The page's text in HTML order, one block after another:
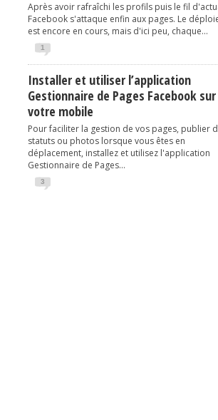
Après avoir rafraîchi les profils puis le fil
Facebook s'attaque enfin aux pages. Le
est encore en cours, mais d'ici peu, chaque...
1
Installer et utiliser l’application
Gestionnaire de Pages Facebook sur
votre mobile
Pour faciliter la gestion de vos pages, publier
statuts ou photos lorsque vous êtes en
déplacement, installez et utilisez l'application
Gestionnaire de Pages...
3